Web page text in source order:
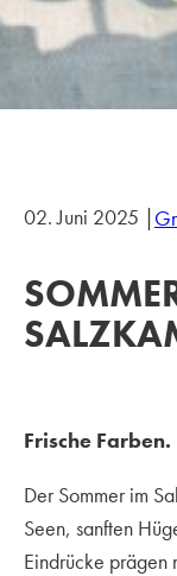
02. Juni 2025 |
Frische
Der Sommer im
Seen, sanften
Eindrücke prägen